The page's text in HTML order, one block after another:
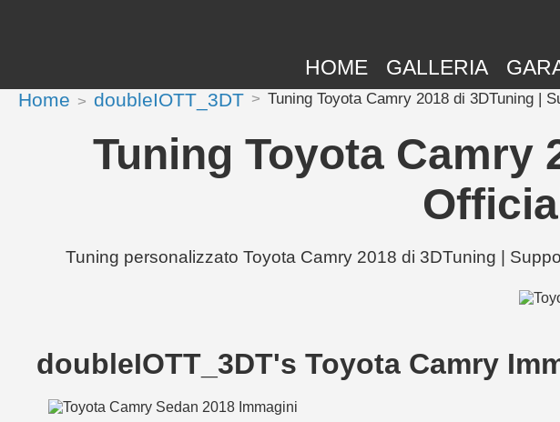
HOME GALLERIA
Home doubleIOTT_3DT Tuning Toyota Camry 2018 di 3DTuning |
Tuning Toyota Camry
Tuning personalizzato Toyota Camry 2018 di 3DTuning |
doubleIOTT_3DT's Toyota Camry